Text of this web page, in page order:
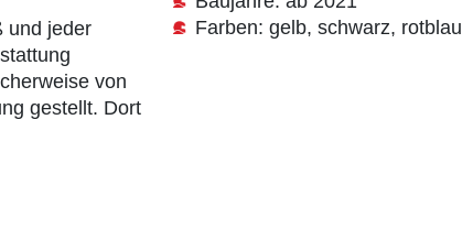
und jeder
von
gestellt. Dort
Farben: gelb, schwarz, rotblau